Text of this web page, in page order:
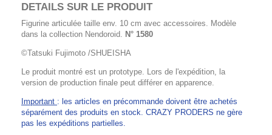
DETAILS SUR LE PRODUIT
Figurine articulée taille env. 10 cm avec accessoires. Modèle
dans la collection Nendoroid.
N° 1580
©Tatsuki Fujimoto /SHUEISHA
Le produit montré est un prototype. Lors de l'expédition, la
version de production finale peut différer en apparence.
Important : les articles en précommande doivent être achetés
séparément des produits en stock. CRAZY PRODERS ne gère
pas les expéditions partielles.